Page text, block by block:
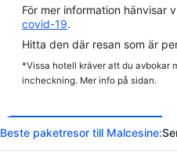
För mer information hänvisar
covid-19.
Hitta den där resan som är
*Vissa hotell kräver att du avbokar
incheckning. Mer info på sidan.
Beste paketresor till Malcesine: